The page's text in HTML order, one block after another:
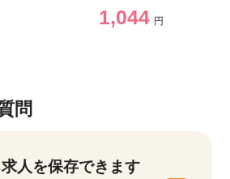
1,044 円
問
人を保存できます